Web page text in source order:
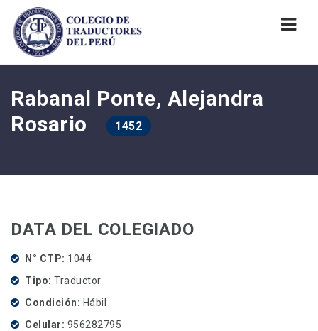
Rabanal Ponte, Alejandra
Rosario
1452
DATA DEL COLEGIADO
N° CTP
1044
Tipo Traductor
Condición
Hábil
Celular
956282795